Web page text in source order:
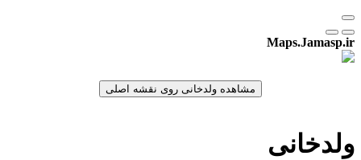
Maps.Jamasp.ir
ولدخانی